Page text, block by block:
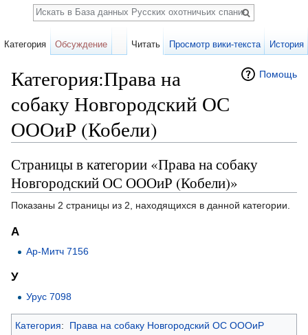
Помощь
Категория:Права на
собаку Новгородский ОС
ОООиР (Кобели)
Страницы в категории «Права на собаку
Новгородский ОС ОООиР (Кобели)»
Показаны 2 страницы из 2, находящихся в данной категории.
А
Ар-Митч 7156
У
Урус 7098
Категория: Права на собаку Новгородский ОС ОООиР
Категория Обсуждение Читать Просмотр вики-текста История
Поиск